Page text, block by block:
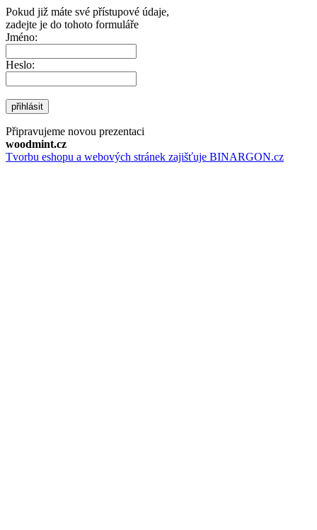
Pokud již máte své přístupové údaje,
zadejte je do tohoto formuláře
Jméno:
Heslo:
přihlásit
Připravujeme novou prezentaci
woodmint.cz
Tvorbu eshopu a webových stránek zajišťuje BINARGON.cz